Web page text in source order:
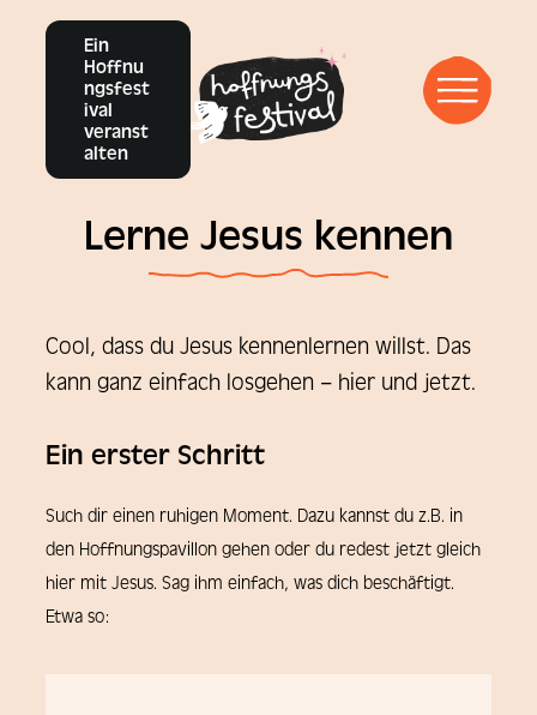
Ein
Hoffnu
ngsfest
ival
veranst
alten
Vergangene Events
Infos
Inspirations-Blog
YouTube
Instagram
Facebook
Lerne Jesus kennen
Cool, dass du Jesus kennenlernen willst. Das
kann ganz einfach losgehen – hier und jetzt.
Ein erster Schritt
Such dir einen ruhigen Moment. Dazu kannst du z.B. in
den Hoffnungspavillon gehen oder du redest jetzt gleich
hier mit Jesus. Sag ihm einfach, was dich beschäftigt.
Etwa so: